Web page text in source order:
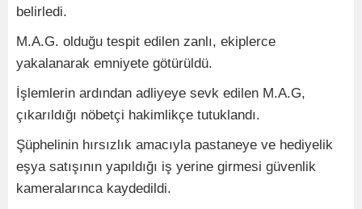
belirledi.
M.A.G. olduğu tespit edilen zanlı, ekiplerce
yakalanarak emniyete götürüldü.
İşlemlerin ardından adliyeye sevk edilen M.A.G,
çıkarıldığı nöbetçi hakimlikçe tutuklandı.
Şüphelinin hırsızlık amacıyla pastaneye ve hediyelik
eşya satışının yapıldığı iş yerine girmesi güvenlik
kameralarınca kaydedildi.